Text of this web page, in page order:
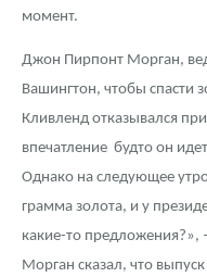
момент.
Джон Пирпонт Морган,
Вашингтон, чтобы спасти
Кливленд отказывался
впечатление будто он
Однако на следующее утро
грамма золота, и у
какие-то предложения?»,
Морган сказал, что